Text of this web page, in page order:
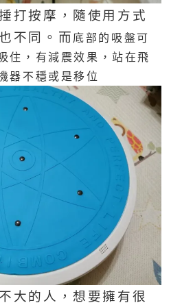
打按摩，隨使用方式
不同。而底部的吸盤可
住，有減震效果，站在飛
器不穩或是移位
大的人，想要擁有很